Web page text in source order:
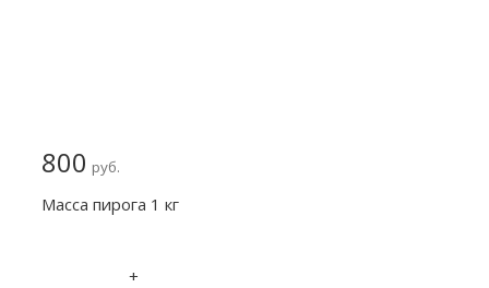
800 руб.
Масса пирога 1 кг
+